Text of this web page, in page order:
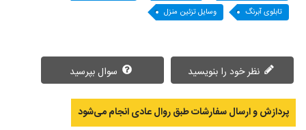
تابلوی آبرنگ
وسایل تزئین منزل
نظر خود را بنویسید
پردازش و ارسال سفارشات طبق روال عادی انجام می‌‌شود